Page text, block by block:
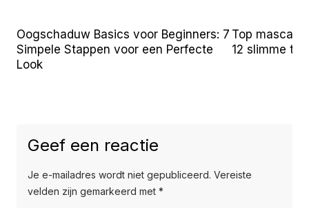
Oogschaduw Basics voor Beginners: 7
Simpele Stappen voor een Perfecte
Look
Top
12 slimme
Geef een reactie
Je e-mailadres wordt niet gepubliceerd. Vereiste
velden zijn gemarkeerd met *